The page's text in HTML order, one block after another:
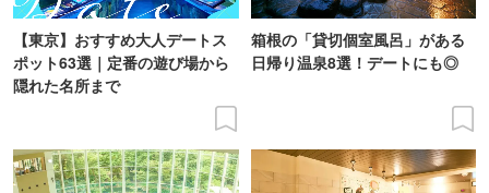
【東京】おすすめ大人デートス
ポット63選｜定番の遊び場から
隠れた名所まで
箱根の「貸切個室風呂」がある
日帰り温泉8選！デートにも◎